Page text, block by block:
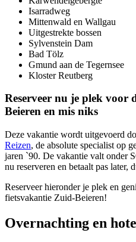
Isarradweg
Mittenwald en Wallgau
Uitgestrekte bossen
Sylvenstein Dam
Bad Tölz
Gmund aan de Tegernsee
Kloster Reutberg
Reserveer nu je plek voor
Beieren en mis niks
Deze vakantie wordt uitgevoerd
Reizen, de absolute specialist op
jaren `90. De vakantie valt onder
nu reserveren en betaalt pas later,
Reserveer hieronder je plek en
fietsvakantie Zuid-Beieren!
Overnachting en